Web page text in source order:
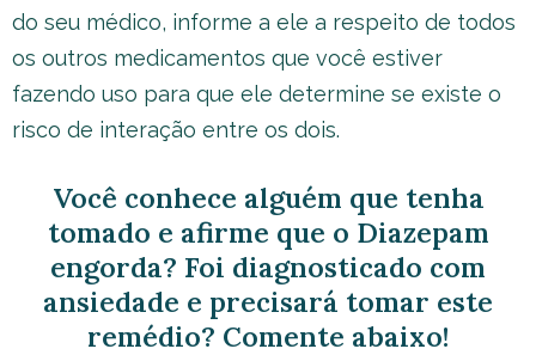
do seu médico, informe a ele a respeito de todos
os outros medicamentos que você estiver
fazendo uso para que ele determine se existe o
risco de interação entre os dois.
Você conhece alguém que tenha
tomado e afirme que o Diazepam
engorda? Foi diagnosticado com
ansiedade e precisará tomar este
remédio? Comente abaixo!